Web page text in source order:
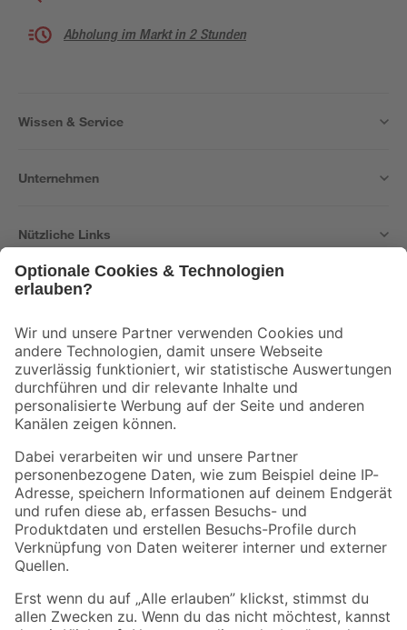
Abholung im Markt in 2 Stunden
Wissen & Service
Unternehmen
Nützliche Links
Der toom Newsletter: Keine Angebote und Aktionen mehr verpassen!
Zur Newsletter Anmeldung
Folge uns
Zahlungsarten Versandarten
Sicher einkaufen